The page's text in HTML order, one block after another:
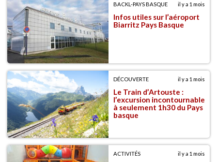
BACKL-PAYS BASQUE il y a 1 mois
Infos utiles sur l’aéroport
Biarritz Pays Basque
DÉCOUVERTE il y a 1 mois
Le Train d’Artouste :
l’excursion incontournable
à seulement 1h30 du Pays
basque
ACTIVITÉS il y a 1 mois